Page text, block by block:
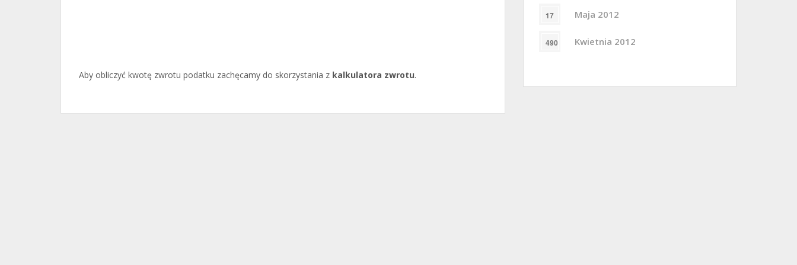
17 Maja 2012
490 Kwietnia 2012
Aby obliczyć kwotę zwrotu podatku zachęcamy do skorzystania z kalkulatora zwrotu.